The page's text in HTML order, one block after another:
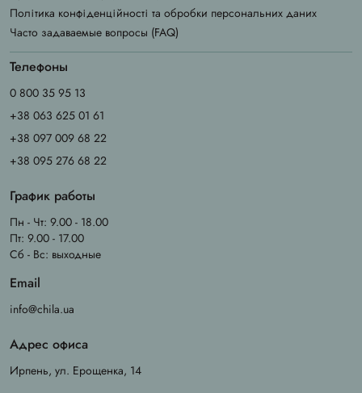
Політика конфіденційності та обробки персональних даних
Часто задаваемые вопросы (FAQ)
Телефоны
0 800 35 95 13
+38 063 625 01 61
+38 097 009 68 22
+38 095 276 68 22
График работы
Пн - Чт: 9.00 - 18.00
Пт: 9.00 - 17.00
Сб - Вс: выходные
Email
info@chila.ua
Адрес офиса
Ирпень, ул. Ерощенка, 14